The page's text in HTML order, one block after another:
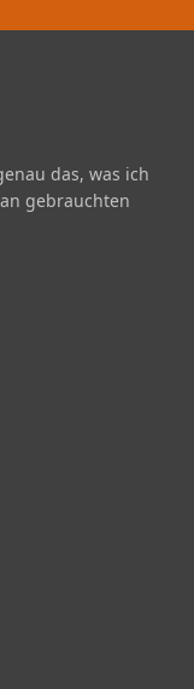
das, was ich
gebrauchten